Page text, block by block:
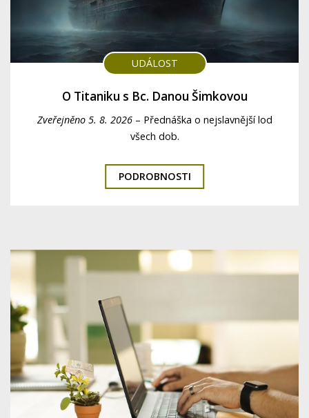
UDÁLOST
O Titaniku s Bc. Danou Šimkovou
Zveřejněno 5. 8. 2026– Přednáška o nejslavnější lod
všech dob.
PODROBNOSTI